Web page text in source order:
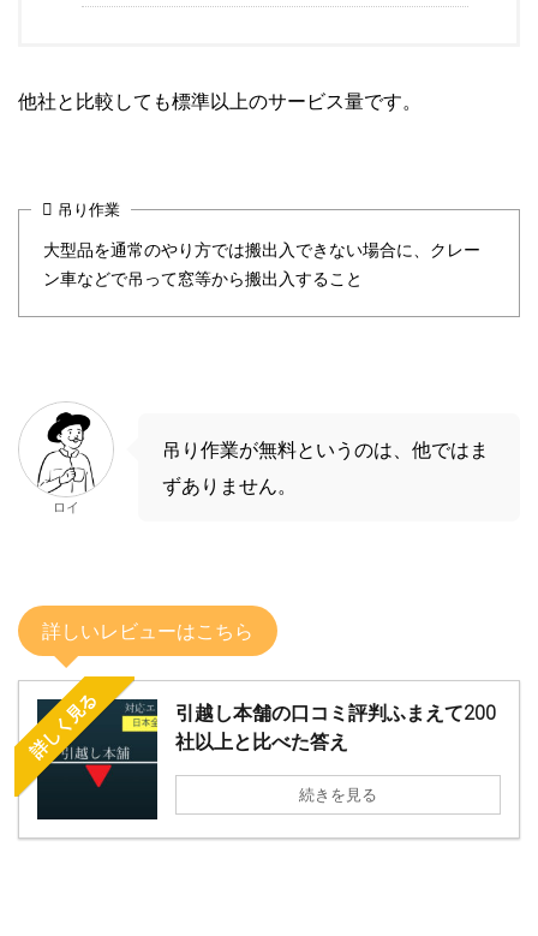
他社と比較しても標準以上のサービス量です。
吊り作業
大型品を通常のやり方では搬出入できない場合に、クレー
ン車などで吊って窓等から搬出入すること
ロイ
吊り作業が無料というのは、他ではま
ずありません。
詳しいレビューはこちら
詳しく見る
引越し本舗の口コミ評判ふまえて200
社以上と比べた答え
続きを見る